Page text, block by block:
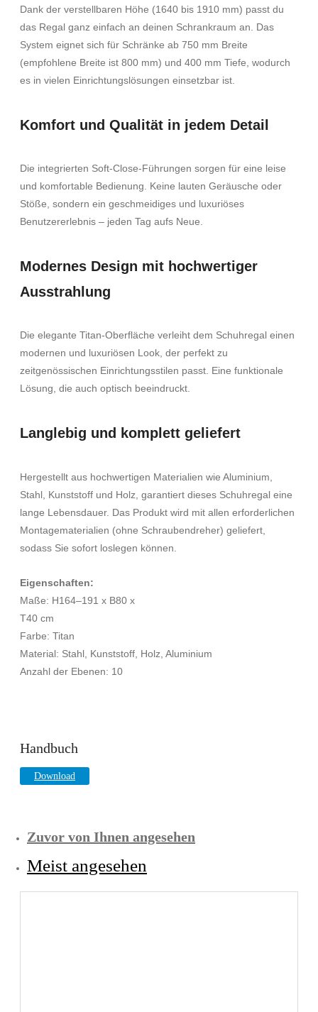
Dank der verstellbaren Höhe (1640 bis 1910 mm) passt du
das Regal ganz einfach an deinen Schrankraum an. Das
System eignet sich für Schränke ab 750 mm Breite
(empfohlene Breite ist 800 mm) und 400 mm Tiefe, wodurch
es in vielen Einrichtungslösungen einsetzbar ist.
Komfort und Qualität in jedem Detail
Die integrierten Soft-Close-Führungen sorgen für eine leise
und komfortable Bedienung. Keine lauten Geräusche oder
Stöße, sondern ein geschmeidiges und luxuriöses
Benutzererlebnis – jeden Tag aufs Neue.
Modernes Design mit hochwertiger
Ausstrahlung
Die elegante Titan-Oberfläche verleiht dem Schuhregal einen
modernen und luxuriösen Look, der perfekt zu
zeitgenössischen Einrichtungsstilen passt. Eine funktionale
Lösung, die auch optisch beeindruckt.
Langlebig und komplett geliefert
Hergestellt aus hochwertigen Materialien wie Aluminium,
Stahl, Kunststoff und Holz, garantiert dieses Schuhregal eine
lange Lebensdauer. Das Produkt wird mit allen erforderlichen
Montagematerialien (ohne Schraubendreher) geliefert,
sodass Sie sofort loslegen können.
Eigenschaften:
Maße: H164–191 x B80 x
T40 cm
Farbe: Titan
Material: Stahl, Kunststoff, Holz, Aluminium
Anzahl der Ebenen: 10
Handbuch
Download
Zuvor von Ihnen angesehen
Meist angesehen